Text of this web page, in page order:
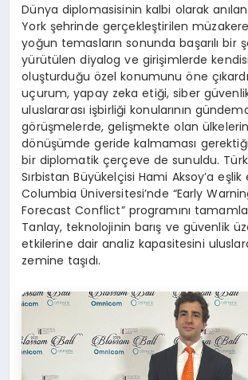
Dünya diplomasisinin kalbi olarak anılan
York şehrinde gerçekleştirilen
yoğun temasların sonunda başarılı bir
yürütülen diyalog ve girişimlerde
oluşturduğu özel konumunu öne
uçurum, yapay zeka etiği, siber
uluslararası işbirliği konularının
görüşmelerde, gelişmekte olan
dönüşümde geride kalmaması
bir diplomatik çerçeve de sunuldu.
Sırbistan Büyükelçisi Hami Aksoy’a eşlik
Columbia Üniversitesi’nde “Early
Forecast Conflict” programını
Tanlay, teknolojinin barış ve güvenlik
etkilerine dair analiz kapasitesini
zemine taşıdı.